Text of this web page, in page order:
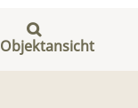
Objektansicht